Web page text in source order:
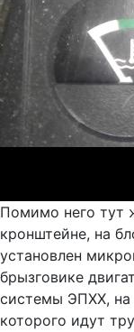
Помимо него тут
кронштейне, на
установлен
брызговике
системы ЭПХХ, на
которого идут